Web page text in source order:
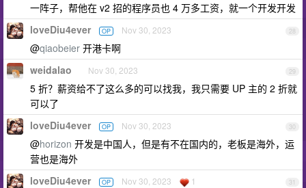
一阵子，帮他在 v2 招的程序员也 4 万多工资，就一个开发开发
28
loveDiu4ever OP Nov 30, 2023
@qiaobeier 开港卡啊
29
weidalao Nov 30, 2023
5 折？薪资给不了这么多的可以找我，我只需要 UP 主的 2 折就
可以了
30
loveDiu4ever OP Nov 30, 2023
@horizon 开发是中国人，但是有不在国内的，老板是海外，运
营也是海外
31
loveDiu4ever OP Nov 30, 2023 1